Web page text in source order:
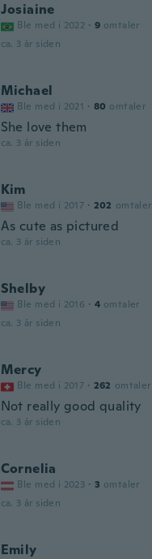
Josiaine
Ble med i 2022 · 9 omtaler
ca. 3 år siden
Michael
Ble med i 2021 · 80 omtaler
She love them
ca. 3 år siden
Kim
Ble med i 2017 · 202 omtaler
As cute as pictured
ca. 3 år siden
Shelby
Ble med i 2016 · 4 omtaler
ca. 3 år siden
Mercy
Ble med i 2017 · 262 omtaler
Not really good quality
ca. 3 år siden
Cornelia
Ble med i 2023 · 3 omtaler
ca. 3 år siden
Emily